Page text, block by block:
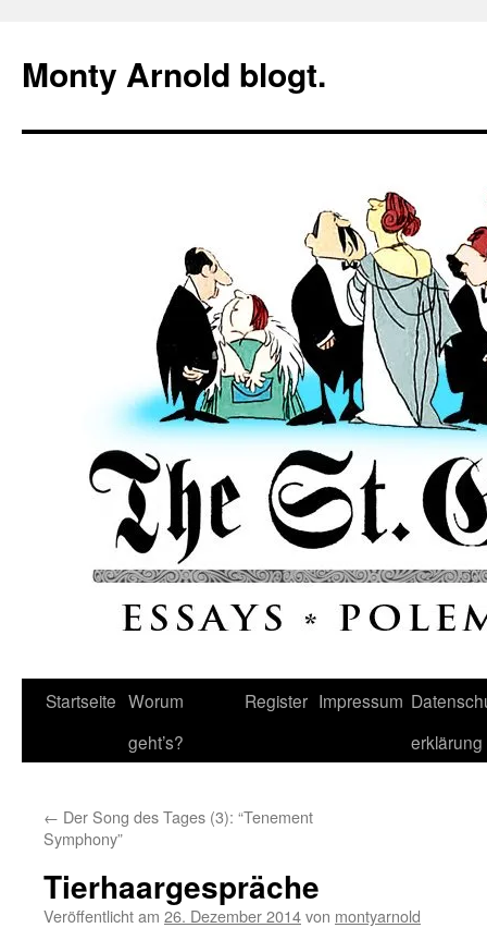
springen
Monty Arnold blogt.
Startseite Worum
geht’s?
Register Impressum
erklärung
← Der Song des Tages (3): “Tenement
Symphony”
Tierhaargespräche
Veröffentlicht am 26. Dezember 2014von montyarnold